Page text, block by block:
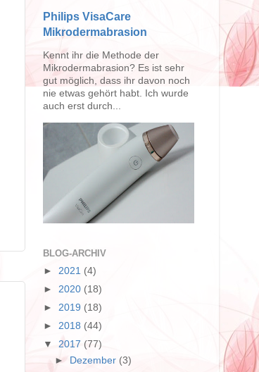
Philips VisaCare
Mikrodermabrasion
Kennt ihr die Methode der
Mikrodermabrasion? Es ist sehr
gut möglich, dass ihr davon noch
nie etwas gehört habt. Ich wurde
auch erst durch...
BLOG-ARCHIV
► 2021 (4)
► 2020 (18)
► 2019 (18)
► 2018 (44)
▼ 2017 (77)
►
Dezember (3)